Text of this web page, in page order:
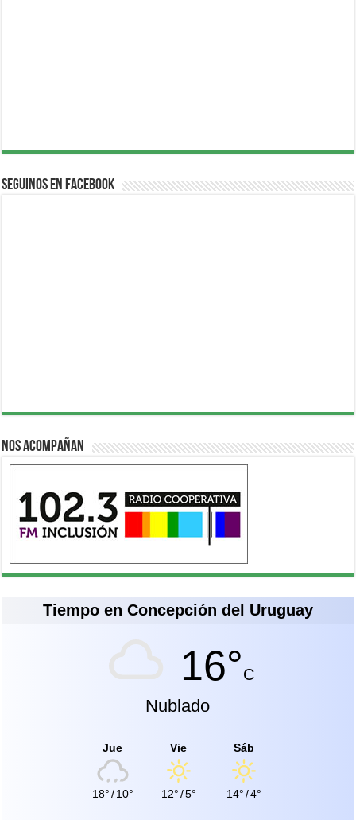
Seguinos en Facebook
Nos acompañan
Tiempo en Concepción del Uruguay
16°C
Nublado
Jue
18°/10°
Vie
12°/5°
Sáb
14°/4°